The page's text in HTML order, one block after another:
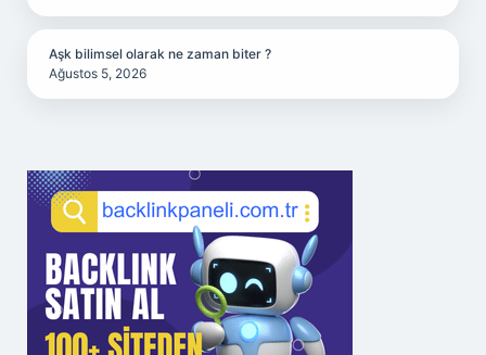
Aşk bilimsel olarak ne zaman biter ?
Ağustos 5, 2026